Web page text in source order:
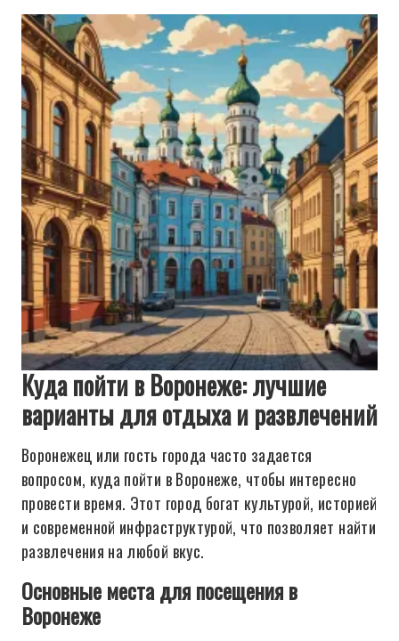
Куда пойти в Воронеже: лучшие
варианты для отдыха и развлечений
Воронежец или гость города часто задается
вопросом, куда пойти в Воронеже, чтобы интересно
провести время. Этот город богат культурой, историей
и современной инфраструктурой, что позволяет найти
развлечения на любой вкус.
Основные места для посещения в
Воронеже